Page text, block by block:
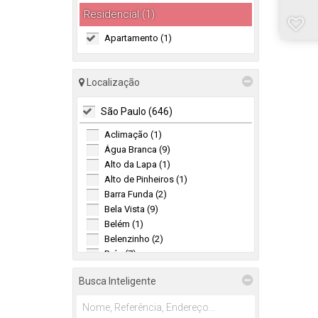
Residencial (1)
Apartamento (1)
Localização
São Paulo (646)
Aclimação (1)
Água Branca (9)
Alto da Lapa (1)
Alto de Pinheiros (1)
Barra Funda (2)
Bela Vista (9)
Belém (1)
Belenzinho (2)
Brás (7)
Brooklin (1)
Brooklin Novo (2)
Butantã (57)
Busca Inteligente